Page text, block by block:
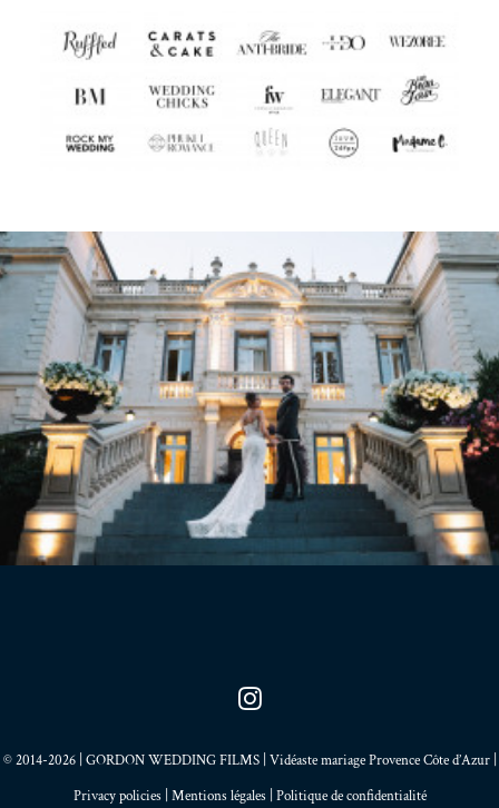
© 2014-2026 | GORDON WEDDING FILMS | Vidéaste mariage Provence Côte d’Azur |
Privacy policies| Mentions légales| Politique de confidentialité